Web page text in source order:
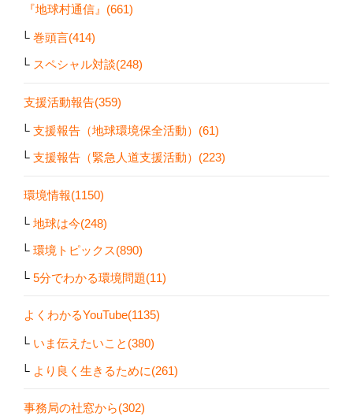
『地球村通信』(661)
巻頭言(414)
スペシャル対談(248)
支援活動報告(359)
支援報告（地球環境保全活動）(61)
支援報告（緊急人道支援活動）(223)
環境情報(1150)
地球は今(248)
環境トピックス(890)
5分でわかる環境問題(11)
よくわかるYouTube(1135)
いま伝えたいこと(380)
より良く生きるために(261)
事務局の社窓から(302)